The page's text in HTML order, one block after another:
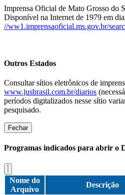
Imprensa Oficial de Mato Grosso do
Disponível na Internet de 1979 em
//ww1.imprensaoficial.ms.gov.br/
Outros Estados
Consultar sítios eletrônicos de
www.jusbrasil.com.br/diarios
períodos digitalizados nesse sítio
pesquisado.
Fechar
Programas indicados para abrir o
Nome do
Arquivo
Descrição